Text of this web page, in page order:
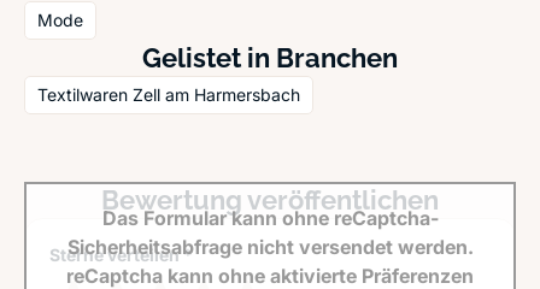
Mode
Gelistet in Branchen
Textilwaren Zell am Harmersbach
Bewertung veröffentlichen
Sterne verteilen *
Das Formular kann ohne reCaptcha-
Sicherheitsabfrage nicht versendet werden.
reCaptcha kann ohne aktivierte Präferenzen